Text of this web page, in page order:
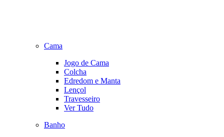
Cama
Jogo de Cama
Colcha
Edredom e Manta
Lençol
Travesseiro
Ver Tudo
Banho